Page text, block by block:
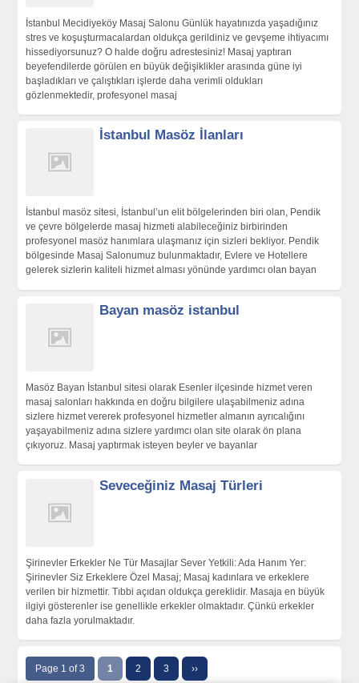
İstanbul Mecidiyeköy Masaj Salonu Günlük hayatınızda yaşadığınız
stres ve koşuşturmacalardan oldukça gerildiniz ve gevşeme ihtiyacımı
hissediyorsunuz? O halde doğru adrestesiniz! Masaj yaptıran
beyefendilerde görülen en büyük değişiklikler arasında güne iyi
başladıkları ve çalıştıkları işlerde daha verimli oldukları
gözlenmektedir, profesyonel masaj
İstanbul Masöz İlanları
İstanbul masöz sitesi, İstanbul’un elit bölgelerinden biri olan, Pendik
ve çevre bölgelerde masaj hizmeti alabileceğiniz birbirinden
profesyonel masöz hanımlara ulaşmanız için sizleri bekliyor. Pendik
bölgesinde Masaj Salonumuz bulunmaktadır, Evlere ve Hotellere
gelerek sizlerin kaliteli hizmet alması yönünde yardımcı olan bayan
Bayan masöz istanbul
Masöz Bayan İstanbul sitesi olarak Esenler ilçesinde hizmet veren
masaj salonları hakkında en doğru bilgilere ulaşabilmeniz adına
sizlere hizmet vererek profesyonel hizmetler almanın ayrıcalığını
yaşayabilmeniz adına sizlere yardımcı olan site olarak ön plana
çıkıyoruz. Masaj yaptırmak isteyen beyler ve bayanlar
Seveceğiniz Masaj Türleri
Şirinevler Erkekler Ne Tür Masajlar Sever Yetkili: Ada Hanım Yer:
Şirinevler Siz Erkeklere Özel Masaj; Masaj kadınlara ve erkeklere
verilen bir hizmettir. Tıbbi açıdan oldukça gereklidir. Masaja en büyük
ilgiyi gösterenler ise genellikle erkekler olmaktadır. Çünkü erkekler
daha fazla yorulmaktadır.
Page 1 of 3 1 2 3 ››